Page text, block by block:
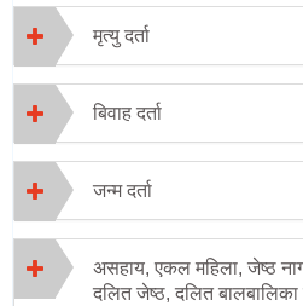
मृत्यु दर्ता
बिवाह दर्ता
जन्म दर्ता
असहाय, एकल महिला, जेष्ठ
दलित जेष्ठ, दलित